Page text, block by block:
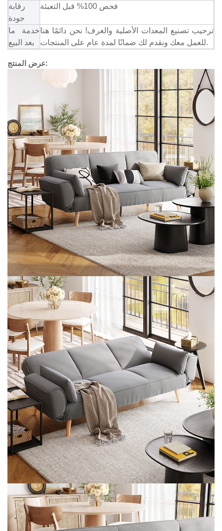
رقابة
جودة
فحص 100% قبل التعبئة
خدمة ما
بعد البيع
ترحيب تصنيع المعدات الأصلية والعرف! نحن دائمًا هنا
للعمل معك ونقدم لك ضمانًا لمدة عام على المنتجات.
عرض المنتج: